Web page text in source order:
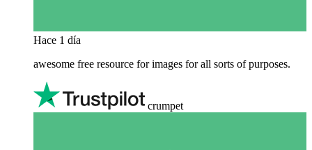
Hace 1 día
awesome free resource for images for all sorts of purposes.
crumpet